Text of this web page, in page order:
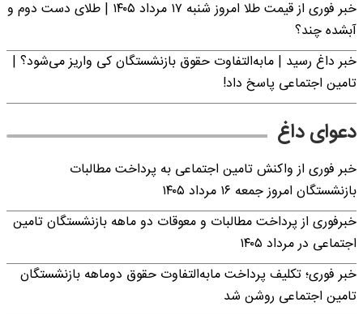
خبر فوری از قیمت طلا امروز شنبه ۱۷ مرداد ۱۴۰۵ | طلای دست دوم و
آبشده چند؟
خبر داغ رسید | مابه‌التفاوت حقوق بازنشستگان کی واریز می‌شود؟ |
تامین اجتماعی پاسخ داد!
دعوای داغ
خبر فوری از واکنش تامین اجتماعی به پرداخت مطالبات
بازنشستگان امروز جمعه ۱۶ مرداد ۱۴۰۵
خبرفوری از پرداخت مطالبات و معوقات دو ماهه بازنشستگان تامین
اجتماعی در مرداد ۱۴۰۵
خبر فوری؛ تکلیف پرداخت مابه‌التفاوت حقوق دوماهه بازنشستگان
تامین اجتماعی روشن شد